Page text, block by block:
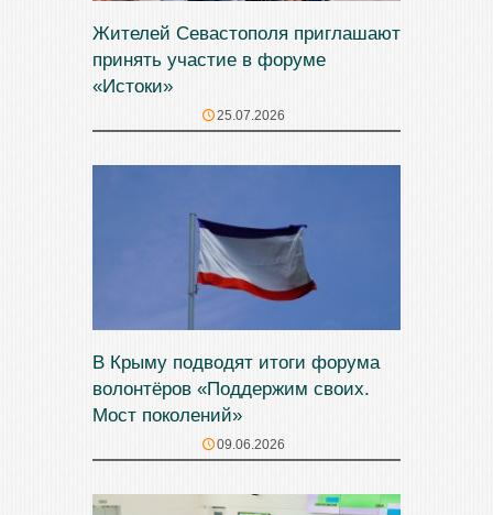
Жителей Севастополя приглашают
принять участие в форуме
«Истоки»
25.07.2026
В Крыму подводят итоги форума
волонтёров «Поддержим своих.
Мост поколений»
09.06.2026